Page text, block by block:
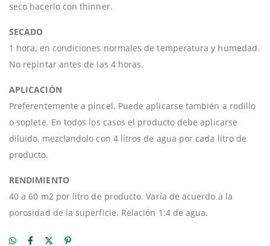
seco hacerlo con thinner.
SECADO
1 hora, en condiciones normales de temperatura y humedad.
No repintar antes de las 4 horas.
APLICACIÓN
Preferentemente a pincel. Puede aplicarse también a rodillo
o soplete. En todos los casos el producto debe aplicarse
diluido, mezclandolo con 4 litros de agua por cada litro de
producto.
RENDIMIENTO
40 a 60 m2 por litro de producto. Varía de acuerdo a la
porosidad de la superficie. Relación 1:4 de agua.